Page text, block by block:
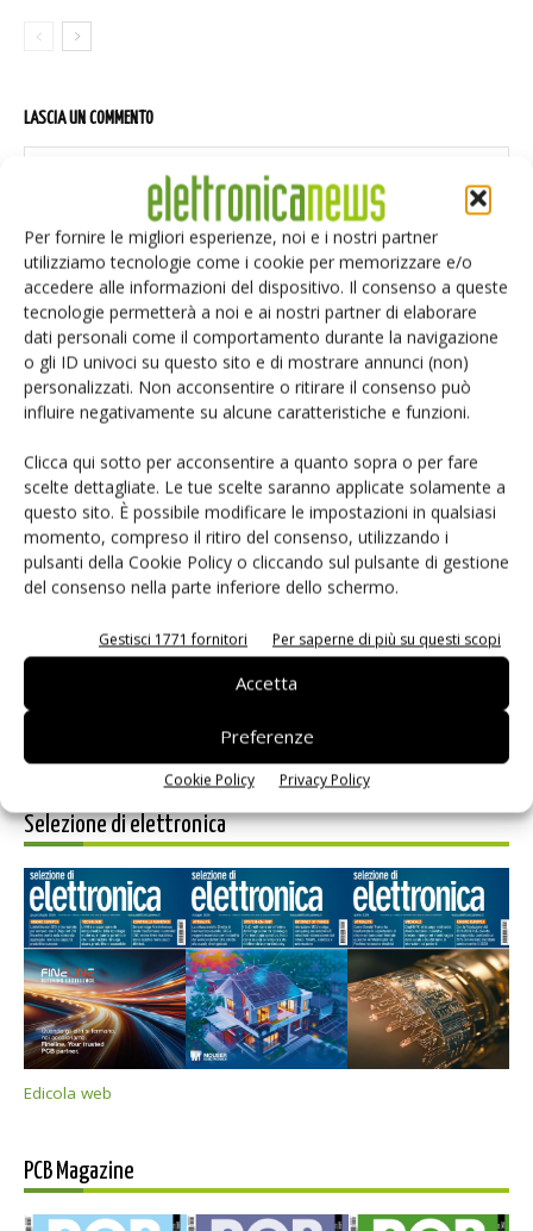
Per fornire le migliori esperienze, noi e i nostri partner
utilizziamo tecnologie come i cookie per memorizzare e/o
accedere alle informazioni del dispositivo. Il consenso a queste
tecnologie permetterà a noi e ai nostri partner di elaborare
dati personali come il comportamento durante la navigazione
o gli ID univoci su questo sito e di mostrare annunci (non)
personalizzati. Non acconsentire o ritirare il consenso può
influire negativamente su alcune caratteristiche e funzioni.
Clicca qui sotto per acconsentire a quanto sopra o per fare
scelte dettagliate. Le tue scelte saranno applicate solamente a
questo sito. È possibile modificare le impostazioni in qualsiasi
momento, compreso il ritiro del consenso, utilizzando i
pulsanti della Cookie Policy o cliccando sul pulsante di gestione
del consenso nella parte inferiore dello schermo.
Gestisci 1771 fornitori Per saperne di più su questi scopi
Accetta
Preferenze
Cookie Policy Privacy Policy
LASCIA UN COMMENTO
Salva il mio nome, email e sito web in questo browser per i
prossimi commenti.
Selezione di elettronica
Edicola web
PCB Magazine